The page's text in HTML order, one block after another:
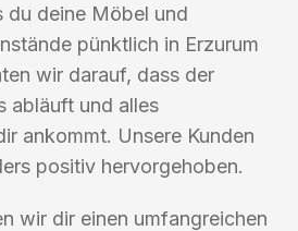
du deine Möbel und
pünktlich in Erzurum
wir darauf, dass der
abläuft und alles
ankommt. Unsere Kunden
positiv hervorgehoben.
wir dir einen umfangreichen